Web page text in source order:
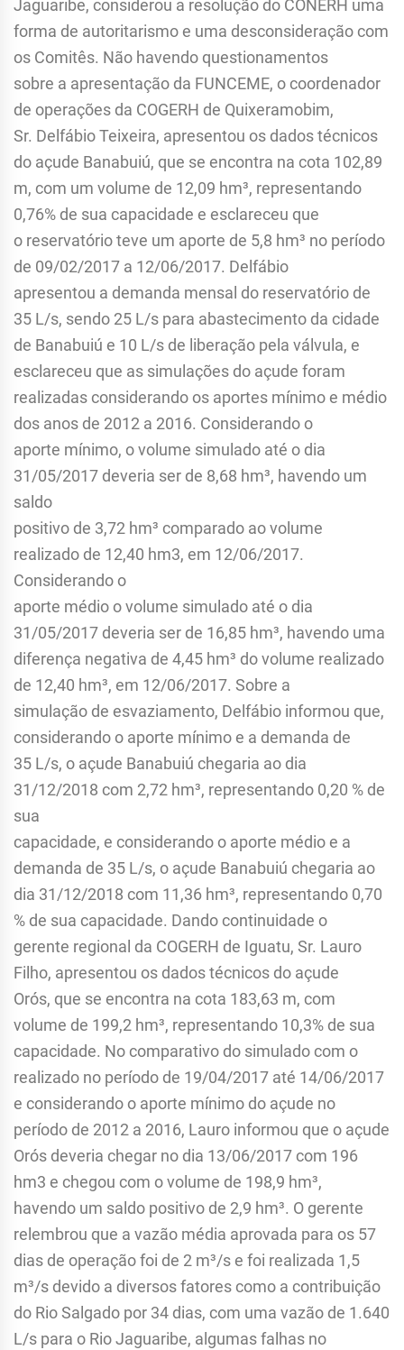
Jaguaribe, considerou a resolução do CONERH uma
forma de autoritarismo e uma desconsideração com
os Comitês. Não havendo questionamentos
sobre a apresentação da FUNCEME, o coordenador
de operações da COGERH de Quixeramobim,
Sr. Delfábio Teixeira, apresentou os dados técnicos
do açude Banabuiú, que se encontra na cota 102,89
m, com um volume de 12,09 hm³, representando
0,76% de sua capacidade e esclareceu que
o reservatório teve um aporte de 5,8 hm³ no período
de 09/02/2017 a 12/06/2017. Delfábio
apresentou a demanda mensal do reservatório de
35 L/s, sendo 25 L/s para abastecimento da cidade
de Banabuiú e 10 L/s de liberação pela válvula, e
esclareceu que as simulações do açude foram
realizadas considerando os aportes mínimo e médio
dos anos de 2012 a 2016. Considerando o
aporte mínimo, o volume simulado até o dia
31/05/2017 deveria ser de 8,68 hm³, havendo um
saldo
positivo de 3,72 hm³ comparado ao volume
realizado de 12,40 hm3, em 12/06/2017.
Considerando o
aporte médio o volume simulado até o dia
31/05/2017 deveria ser de 16,85 hm³, havendo uma
diferença negativa de 4,45 hm³ do volume realizado
de 12,40 hm³, em 12/06/2017. Sobre a
simulação de esvaziamento, Delfábio informou que,
considerando o aporte mínimo e a demanda de
35 L/s, o açude Banabuiú chegaria ao dia
31/12/2018 com 2,72 hm³, representando 0,20 % de
sua
capacidade, e considerando o aporte médio e a
demanda de 35 L/s, o açude Banabuiú chegaria ao
dia 31/12/2018 com 11,36 hm³, representando 0,70
% de sua capacidade. Dando continuidade o
gerente regional da COGERH de Iguatu, Sr. Lauro
Filho, apresentou os dados técnicos do açude
Orós, que se encontra na cota 183,63 m, com
volume de 199,2 hm³, representando 10,3% de sua
capacidade. No comparativo do simulado com o
realizado no período de 19/04/2017 até 14/06/2017
e considerando o aporte mínimo do açude no
período de 2012 a 2016, Lauro informou que o açude
Orós deveria chegar no dia 13/06/2017 com 196
hm3 e chegou com o volume de 198,9 hm³,
havendo um saldo positivo de 2,9 hm³. O gerente
relembrou que a vazão média aprovada para os 57
dias de operação foi de 2 m³/s e foi realizada 1,5
m³/s devido a diversos fatores como a contribuição
do Rio Salgado por 34 dias, com uma vazão de 1.640
L/s para o Rio Jaguaribe, algumas falhas no